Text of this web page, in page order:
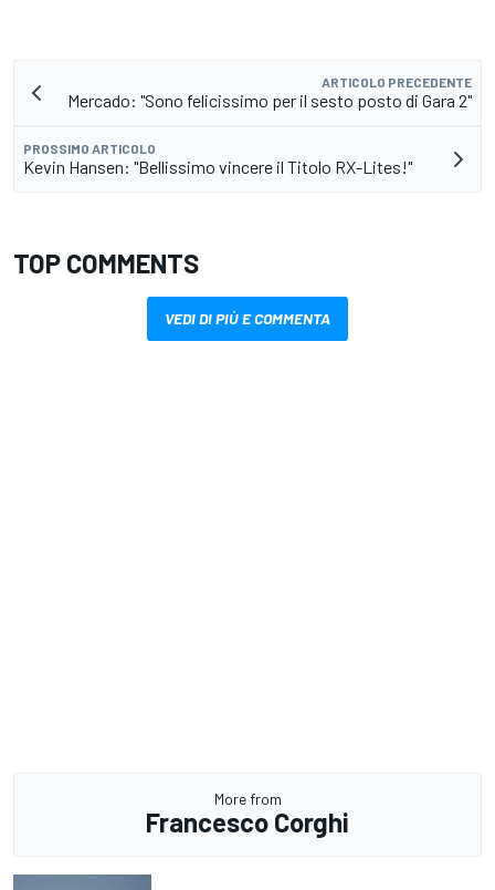
ARTICOLO PRECEDENTE
Mercado: "Sono felicissimo per il sesto posto di Gara 2"
PROSSIMO ARTICOLO
Kevin Hansen: "Bellissimo vincere il Titolo RX-Lites!"
TOP COMMENTS
VEDI DI PIÙ E COMMENTA
More from
Francesco Corghi